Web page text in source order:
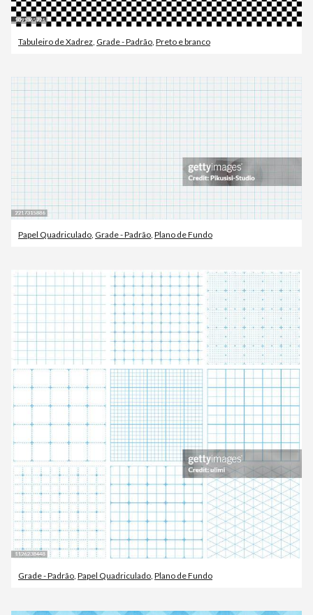
Tabuleiro de Xadrez, Grade - Padrão, Preto e branco
Papel Quadriculado Grade - Padrão Plano de Fundo
Grade - Padrão Papel Quadriculado Plano de Fundo